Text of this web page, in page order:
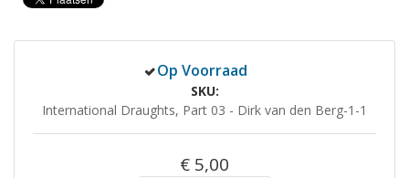
Op Voorraad
SKU
International Draughts, Part 03 - Dirk van den Berg-1-1
€ 5,00